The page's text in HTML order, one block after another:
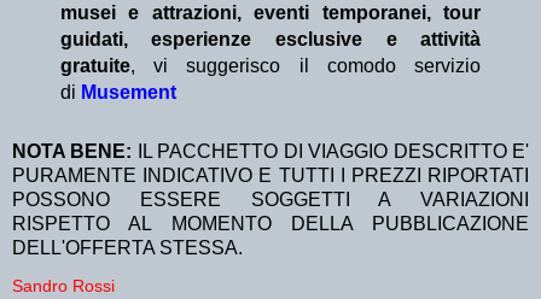
musei e attrazioni, eventi temporanei, tour
guidati, esperienze esclusive e attività
gratuite, vi suggerisco il comodo servizio
di Musement
NOTA BENE:
IL PACCHETTO DI VIAGGIO DESCRITTO E'
PURAMENTE INDICATIVO E TUTTI I PREZZI RIPORTATI
POSSONO ESSERE SOGGETTI A VARIAZIONI
RISPETTO AL MOMENTO DELLA PUBBLICAZIONE
DELL'OFFERTA STESSA.
Sandro Rossi